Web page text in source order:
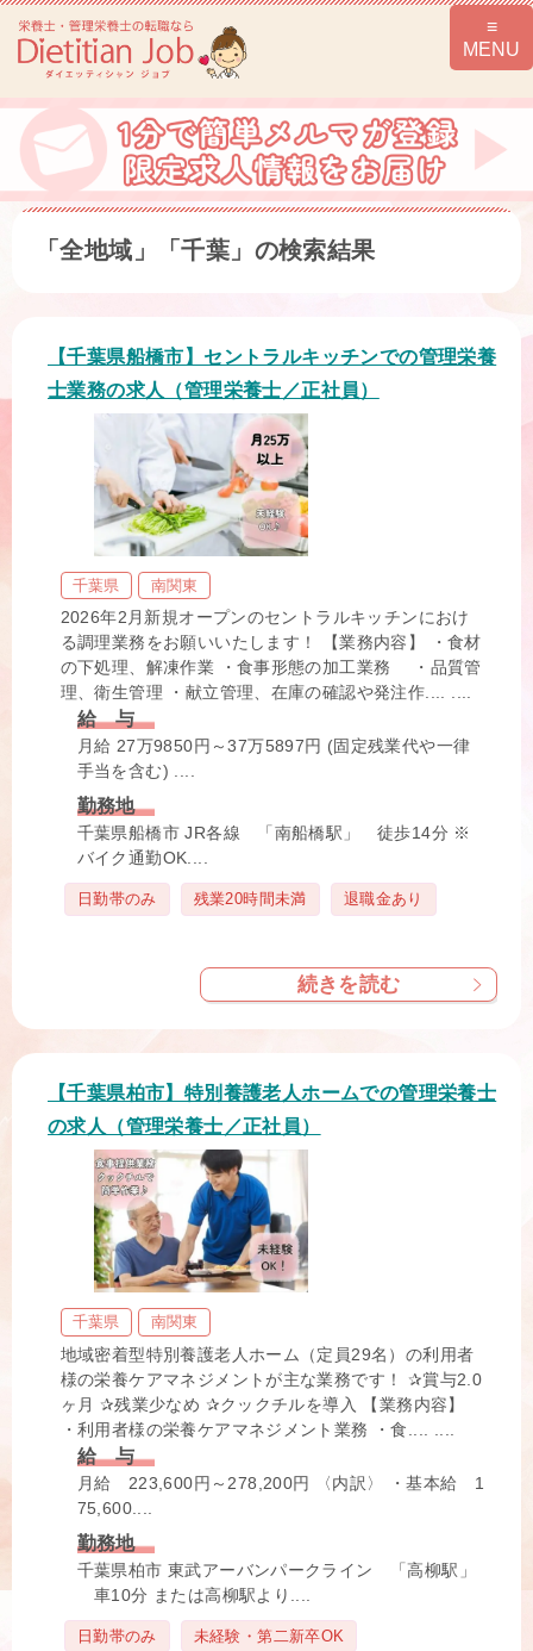
「全地域」「千葉」の検索結果
【千葉県船橋市】セントラルキッチンでの管理栄養
士業務の求人（管理栄養士／正社員）
千葉県 南関東
2026年2月新規オープンのセントラルキッチンにおけ
る調理業務をお願いいたします！ 【業務内容】 ・食材
の下処理、解凍作業 ・食事形態の加工業務 ・品質管
理、衛生管理 ・献立管理、在庫の確認や発注作.... ....
給 与
月給 27万9850円～37万5897円 (固定残業代や一律
手当を含む) ....
勤務地
千葉県船橋市 JR各線 「南船橋駅」 徒歩14分 ※
バイク通勤OK....
日勤帯のみ 残業20時間未満 退職金あり
続きを読む
【千葉県柏市】特別養護老人ホームでの管理栄養士
の求人（管理栄養士／正社員）
千葉県 南関東
地域密着型特別養護老人ホーム（定員29名）の利用者
様の栄養ケアマネジメントが主な業務です！ ✰賞与2.0
ヶ月 ✰残業少なめ ✰クックチルを導入 【業務内容】
・利用者様の栄養ケアマネジメント業務 ・食.... ....
給 与
月給 223,600円～278,200円 〈内訳〉 ・基本給 1
75,600....
勤務地
千葉県柏市 東武アーバンパークライン 「高柳駅」
車10分 または高柳駅より....
日勤帯のみ 未経験・第二新卒OK